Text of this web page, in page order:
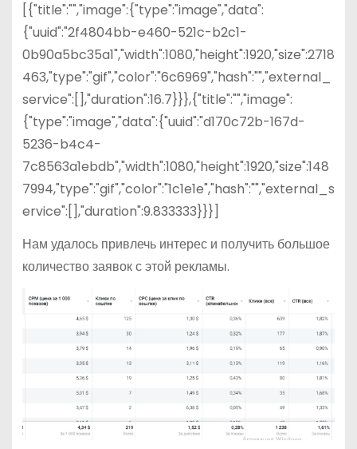
[{"title":"","image":{"type":"image","data":
{"uuid":"2f4804bb-e460-521c-b2c1-
0b90a5bc35a1","width":1080,"height":1920,"size":2718
463,"type":"gif","color":"6c6969","hash":"","external_
service":[],"duration":16.7}}},{"title":"","image":
{"type":"image","data":{"uuid":"d170c72b-167d-
5236-b4c4-
7c8563a1ebdb","width":1080,"height":1920,"size":148
7994,"type":"gif","color":"1c1e1e","hash":"","external_s
ervice":[],"duration":9.833333}}}]
Нам удалось привлечь интерес и получить большое
количество заявок с этой рекламы.